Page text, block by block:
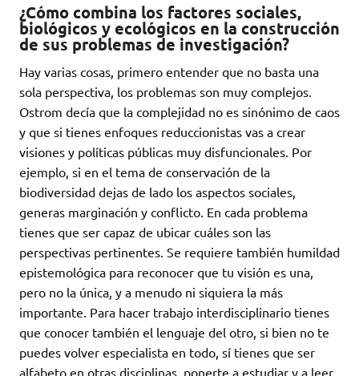
¿Cómo combina los factores sociales,
biológicos y ecológicos en la construcción
de sus problemas de investigación?
Hay varias cosas, primero entender que no basta una
sola perspectiva, los problemas son muy complejos.
Ostrom decía que la complejidad no es sinónimo de caos
y que si tienes enfoques reduccionistas vas a crear
visiones y políticas públicas muy disfuncionales. Por
ejemplo, si en el tema de conservación de la
biodiversidad dejas de lado los aspectos sociales,
generas marginación y conflicto. En cada problema
tienes que ser capaz de ubicar cuáles son las
perspectivas pertinentes. Se requiere también humildad
epistemológica para reconocer que tu visión es una,
pero no la única, y a menudo ni siquiera la más
importante. Para hacer trabajo interdisciplinario tienes
que conocer también el lenguaje del otro, si bien no te
puedes volver especialista en todo, sí tienes que ser
alfabeto en otras disciplinas, ponerte a estudiar y a leer